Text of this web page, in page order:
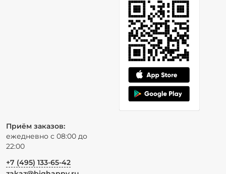
Приём заказов:
ежедневно с 08:00 до
22:00
+7 (495) 133-65-42